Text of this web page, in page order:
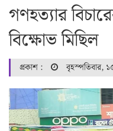
গণহত্যার
বিক্ষোভ মিছিল
প্রকাশ : বৃহস্পতিবার,